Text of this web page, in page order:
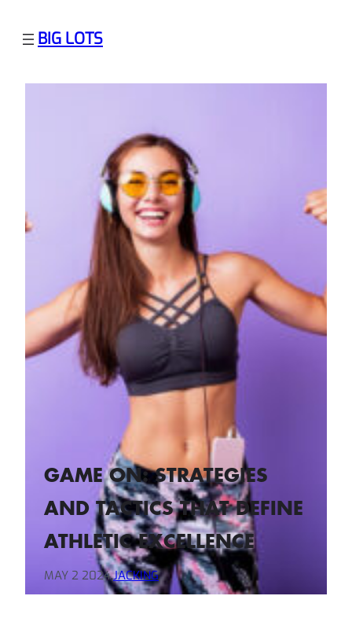
BIG LOTS
GAME ON: STRATEGIES
AND TACTICS THAT DEFINE
ATHLETIC EXCELLENCE
MAY 2 2024.JACKING